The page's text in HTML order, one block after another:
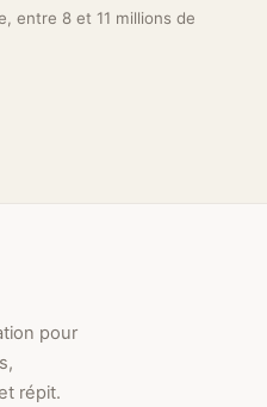
entre 8 et 11 millions de
pour
répit.